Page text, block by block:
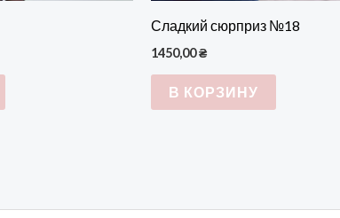
Сладкий сюрприз №18
1450,00₴
В КОРЗИНУ